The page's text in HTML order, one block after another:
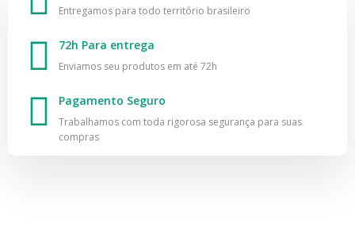
Entregamos para todo território brasileiro
72h Para entrega
Enviamos seu produtos em até 72h
Pagamento Seguro
Trabalhamos com toda rigorosa segurança para suas
compras